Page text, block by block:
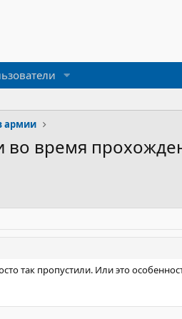
армии
время
так пропустили. Или это